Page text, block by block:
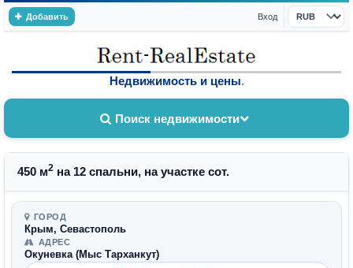
Добавить Вход
Валюта
Недвижимость и цены.
Поиск недвижимости
450 м2 на 12 спальни, на участке сот.
ГОРОД
Крым, Севастополь
АДРЕС
Окуневка (Мыс Тарханкут)